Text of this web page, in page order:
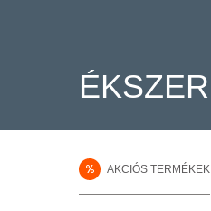
ÉKSZER
% AKCIÓS TERMÉKEK